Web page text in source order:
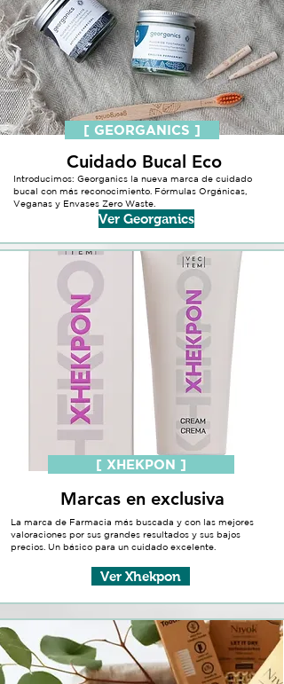
[ GEORGANICS ]
Cuidado Bucal Eco
Introducimos: Georganics la nueva marca de cuidado
bucal con más reconocimiento. Fórmulas Orgánicas,
Veganas y Envases Zero Waste.
Ver Georganics
[ XHEKPON ]
Marcas en exclusiva
La marca de Farmacia más buscada y con las mejores
valoraciones por sus grandes resultados y sus bajos
precios. Un básico para un cuidado excelente.
Ver Xhekpon